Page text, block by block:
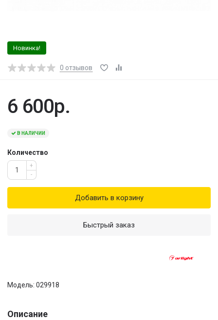
Новинка!
0 отзывов
6 600р.
В НАЛИЧИИ
Количество
+
-
Добавить в корзину
Быстрый заказ
Модель: 029918
Описание